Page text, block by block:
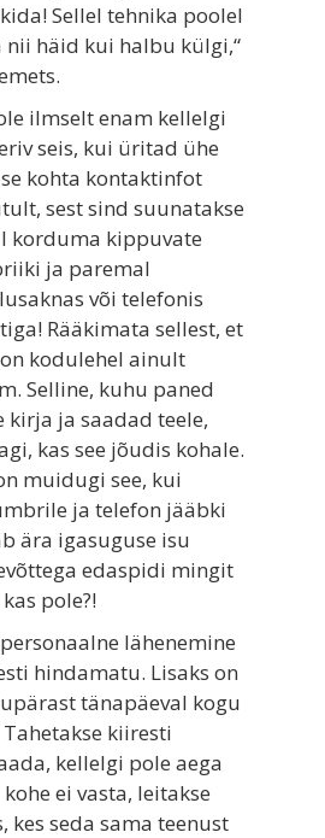
Sellel tehnika poolel
häid kui halbu külgi,“
ilmselt enam kellelgi
seis, kui üritad ühe
kohta kontaktinfot
sest sind suunatakse
korduma kippuvate
ja paremal
või telefonis
Rääkimata sellest, et
kodulehel ainult
Selline, kuhu paned
kirja ja saadad teele,
kas see jõudis kohale.
muidugi see, kui
ja telefon jääbki
ära igasuguse isu
edaspidi mingit
pole?!
lähenemine
hindamatu. Lisaks on
tänapäeval kogu
kiiresti
kellelgi pole aega
ei vasta, leitakse
kes seda sama teenust